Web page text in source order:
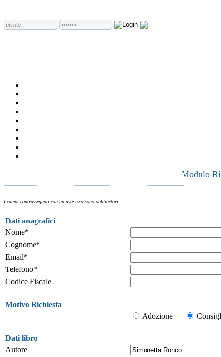
Modulo
I campi contrassegnati con un asterisco sono obbligatori
Dati anagrafici
Nome*
Cognome*
Email*
Telefono*
Codice Fiscale
Motivo Richiesta
Adozione
Dati libro
Autore